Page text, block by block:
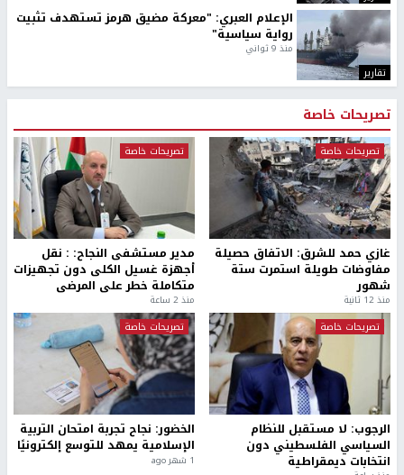
أوامر إسرائيلية جديدة لاقتلاع الزيتون ومصادرة أراضٍ في
جبع شمال القدس
اليونيفيل ترصد 113 مقذوفًا إسرائيليًا على جنوب لبنان وتحذر
أخبار جامعة النجاح
طلبة مساق "مدخل للقانون
الاجتماعي والتشريعات
الاجتماعية"يزورون مركز حماية
جامعة النجاح الوطنية تستضيف
منافسات بطولة الراحل مفيد
اسماعيل لكرة اليد للناشئين
منذ 48 دقيقة